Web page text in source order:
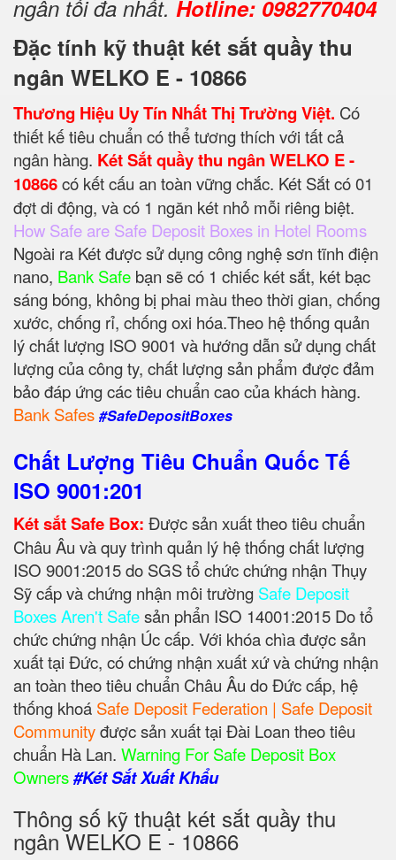
ngân tối đa nhất. Hotline: 0982770404
Đặc tính kỹ thuật két sắt quầy thu
ngân WELKO E - 10866
Thương Hiệu Uy Tín Nhất Thị Trường Việt. Có
thiết kế tiêu chuẩn có thể tương thích với tất cả
ngân hàng. Két Sắt quầy thu ngân WELKO E -
10866có kết cấu an toàn vững chắc. Két Sắt có 01
đợt di động, và có 1 ngăn két nhỏ mỗi riêng biệt.
How Safe are Safe Deposit Boxes in Hotel Rooms
Ngoài ra Két được sử dụng công nghệ sơn tĩnh điện
nano, Bank Safe bạn sẽ có 1 chiếc két sắt, két bạc
sáng bóng, không bị phai màu theo thời gian, chống
xước, chống rỉ, chống oxi hóa.Theo hệ thống quản
lý chất lượng ISO 9001 và hướng dẫn sử dụng chất
lượng của công ty, chất lượng sản phẩm được đảm
bảo đáp ứng các tiêu chuẩn cao của khách hàng.
Bank Safes #SafeDepositBoxes
Chất Lượng Tiêu Chuẩn Quốc Tế
ISO 9001:201
Két sắt Safe Box: Được sản xuất theo tiêu chuẩn
Châu Âu và quy trình quản lý hệ thống chất lượng
ISO 9001:2015 do SGS tổ chức chứng nhận Thụy
Sỹ cấp và chứng nhận môi trường Safe Deposit
Boxes Aren't Safesản phẩn ISO 14001:2015 Do tổ
chức chứng nhận Úc cấp. Với khóa chìa được sản
xuất tại Đức, có chứng nhận xuất xứ và chứng nhận
an toàn theo tiêu chuẩn Châu Âu do Đức cấp, hệ
thống khoá Safe Deposit Federation | Safe Deposit
Communityđược sản xuất tại Đài Loan theo tiêu
chuẩn Hà Lan. Warning For Safe Deposit Box
Owners#Két Sắt Xuất Khẩu
Thông số kỹ thuật két sắt quầy thu
ngân WELKO E - 10866